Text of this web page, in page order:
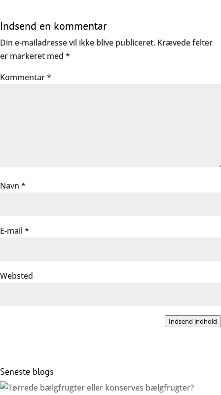
Indsend en kommentar
Din e-mailadresse vil ikke blive publiceret. Krævede felter
er markeret med *
Kommentar*
Navn *
E-mail *
Websted
Indsend indhold
Seneste blogs